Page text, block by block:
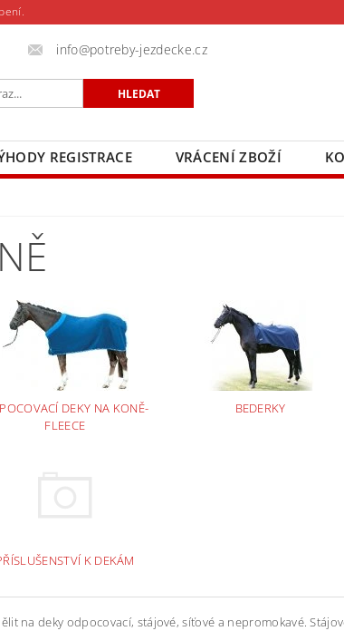
info@potreby-jezdecke.cz
REGISTRACE VRÁCENÍ ZBOŽÍ
DEKY NA KONĚ-
FLEECE
BEDERKY
K DEKÁM
na deky odpocovací, stájové, síťové a nepromokavé.